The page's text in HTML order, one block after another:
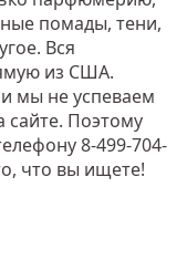
помады, тени,
Вся
из США.
мы не успеваем
сайте. Поэтому
8-499-704-
что вы ищете!